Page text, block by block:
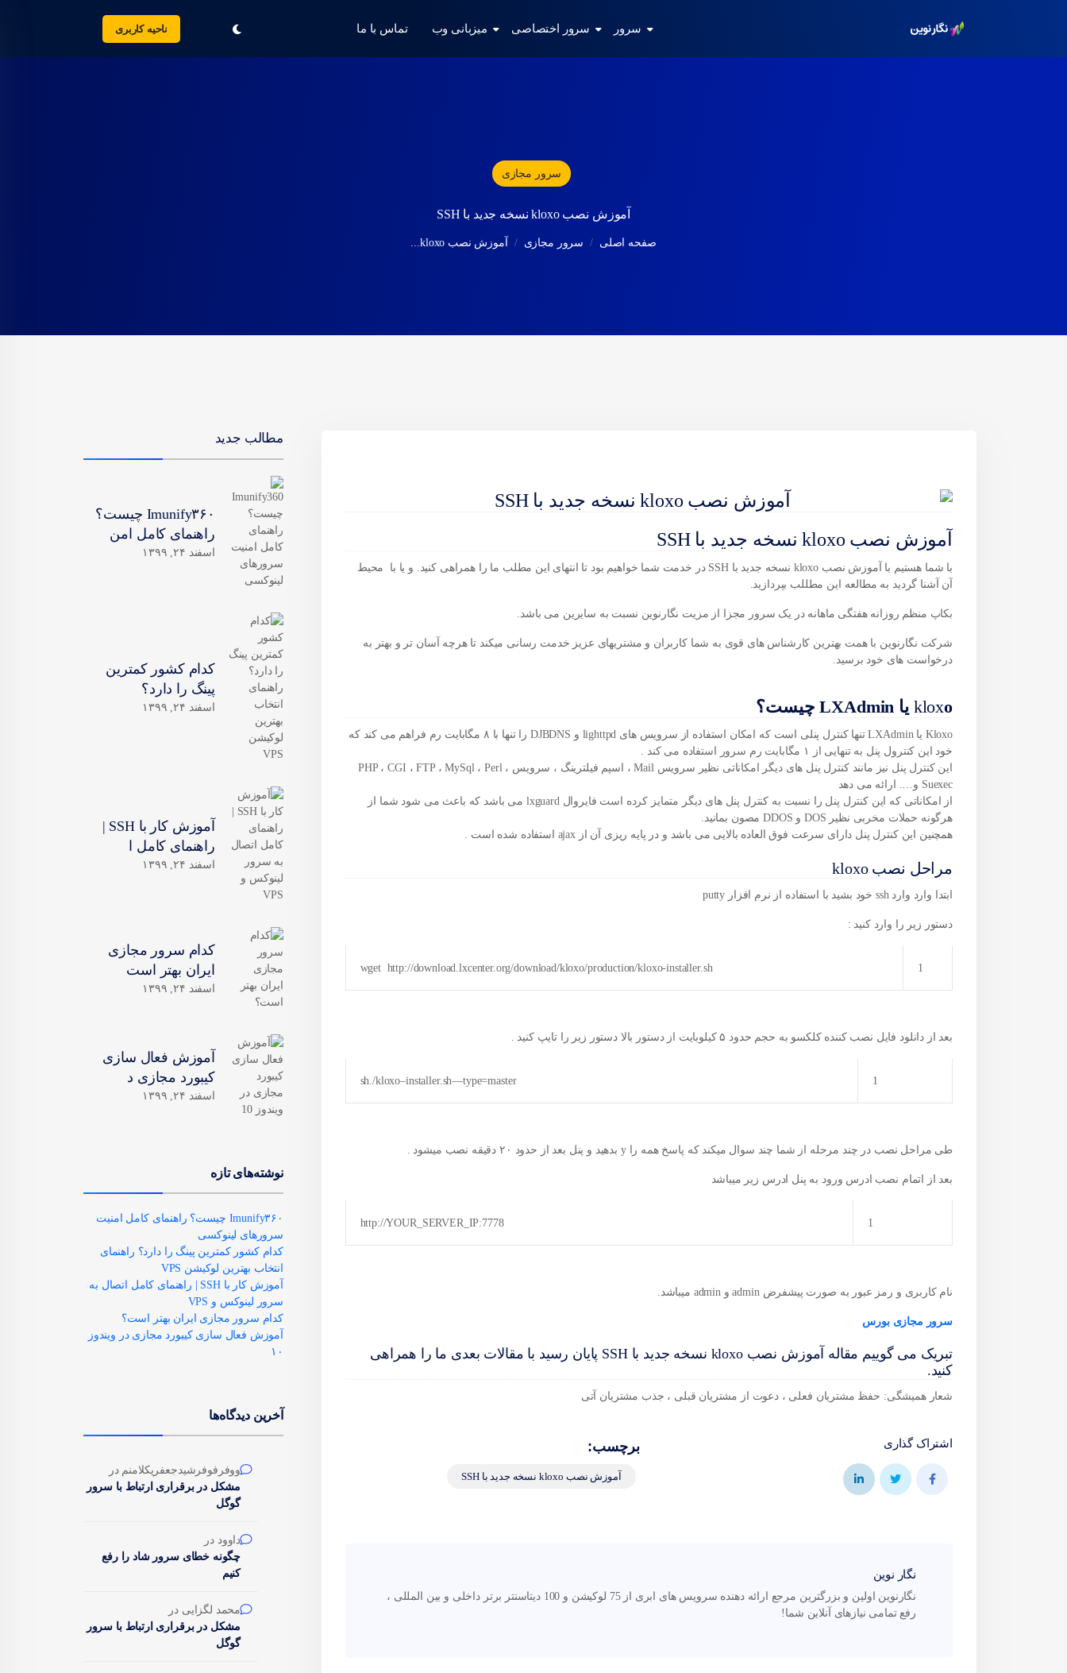
سرور سرور اختصاصی میزبانی وب تماس با ما ناحیه کاربری
سرور مجازی
آموزش نصب kloxo نسخه جدید با SSH
صفحه اصلی سرور مجازی آموزش نصب kloxo...
آموزش نصب kloxo نسخه جدید با SSH
با شما هستیم با آموزش نصب kloxo نسخه جدید با SSH در خدمت شما خواهیم بود تا انتهای این مطلب ما را همراهی کنید. و یا با محیط
آن آشنا گردید به مطالعه این مطللب بپردازید.
بکاپ منظم روزانه هفتگی ماهانه در یک سرور مجزا از مزیت نگارنوین نسبت به سایرین می باشد.
شرکت نگارنوین با همت بهترین کارشناس های قوی به شما کاربران و مشتریهای عزیز خدمت رسانی میکند تا هرچه آسان تر و بهتر به
درخواست های خود برسید.
kloxo یا LXAdmin چیست؟
Kloxo یا LXAdmin تنها کنترل پنلی است که امکان استفاده از سرویس های lighttpd و DJBDNS را تنها با ۸ مگابایت رم فراهم می کند که
خود این کنترول پنل به تنهایی از ۱ مگابایت رم سرور استفاده می کند .
این کنترل پنل نیز مانند کنترل پنل های دیگر امکاناتی نظیر سرویس Mail ، اسپم فیلترینگ ، سرویس PHP ، CGI ، FTP ، MySql ، Perl ،
Suexec و…. ارائه می دهد
از امکاناتی که این کنترل پنل را نسبت به کنترل پنل های دیگر متمایز کرده است فایروال lxguard می باشد که باعث می شود شما از
هرگونه حملات مخربی نظیر DOS و DDOS مصون بمانید.
همچنین این کنترل پنل دارای سرعت فوق العاده بالایی می باشد و در پایه ریزی آن از ajax استفاده شده است .
مراحل نصب kloxo
ابتدا وارد وارد ssh خود بشید با استفاده از نرم افزار putty
دستور زیر را وارد کنید :
1
wget http://download.lxcenter.org/download/kloxo/production/kloxo-installer.sh
بعد از دانلود فایل نصب کننده کلکسو به حجم حدود ۵ کیلوبایت از دستور بالا دستور زیر را تایپ کنید .
1
sh./kloxo–installer.sh—type=master
طی مراحل نصب در چند مرحله از شما چند سوال میکند که پاسخ همه را y بدهید و پنل بعد از حدود ۲۰ دقیقه نصب میشود .
بعد از اتمام نصب ادرس ورود به پنل ادرس زیر میباشد
1
http://YOUR_SERVER_IP:7778
نام کاربری و رمز عبور به صورت پیشفرض admin و admin میباشد.
سرور مجازی بورس
تبریک می گوییم مقاله آموزش نصب kloxo نسخه جدید با SSH پایان رسید با مقالات بعدی ما را همراهی
کنید.
شعار همیشگی: حفظ مشتریان فعلی ، دعوت از مشتریان قبلی ، جذب مشتریان آتی
اشتراک گذاری برچسب:
آموزش نصب kloxo نسخه جدید با SSH
نگار نوین
نگارنوین اولین و بزرگترین مرجع ارائه دهنده سرویس های ابری از 75 لوکیشن و 100 دیتاسنتر برتر داخلی و بین المللی ،
رفع تمامی نیازهای آنلاین شما!
مطالب جدید
Imunify۳۶۰ چیست؟
راهنمای کامل امن
اسفند ۲۴, ۱۳۹۹
کدام کشور کمترین
پینگ را دارد؟
اسفند ۲۴, ۱۳۹۹
آموزش کار با SSH |
راهنمای کامل ا
اسفند ۲۴, ۱۳۹۹
کدام سرور مجازی
ایران بهتر است
اسفند ۲۴, ۱۳۹۹
آموزش فعال سازی
کیبورد مجازی د
اسفند ۲۴, ۱۳۹۹
نوشته‌های تازه
Imunify۳۶۰ چیست؟ راهنمای کامل امنیت
سرورهای لینوکسی
کدام کشور کمترین پینگ را دارد؟ راهنمای
انتخاب بهترین لوکیشن VPS
آموزش کار با SSH | راهنمای کامل اتصال به
سرور لینوکس و VPS
کدام سرور مجازی ایران بهتر است؟
آموزش فعال سازی کیبورد مجازی در ویندوز
۱۰
آخرین دیدگاه‌ها
ووفرفوفرشیدجعفریکلامنم در
مشکل در برقراری ارتباط با سرور
گوگل
داوود در
چگونه خطای سرور شاد را رفع
کنیم
محمد لگزایی در
مشکل در برقراری ارتباط با سرور
گوگل